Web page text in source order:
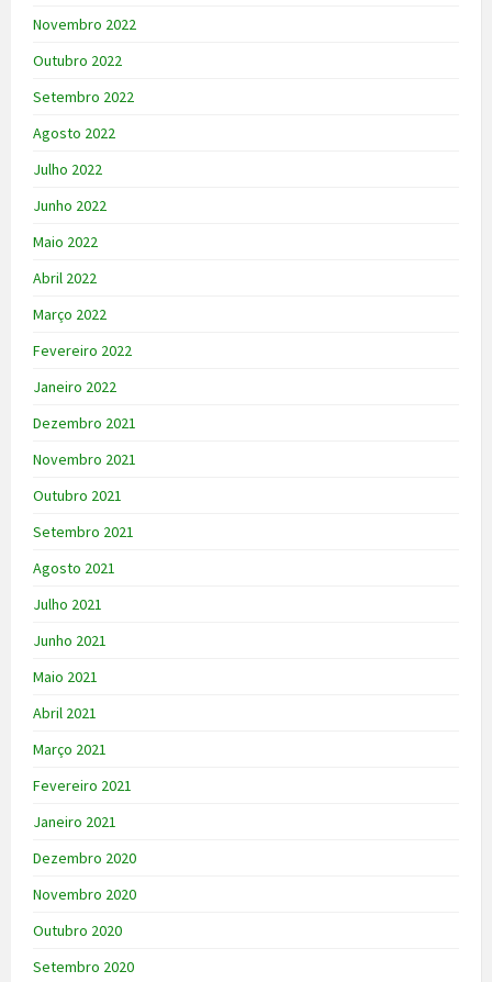
Novembro 2022
Outubro 2022
Setembro 2022
Agosto 2022
Julho 2022
Junho 2022
Maio 2022
Abril 2022
Março 2022
Fevereiro 2022
Janeiro 2022
Dezembro 2021
Novembro 2021
Outubro 2021
Setembro 2021
Agosto 2021
Julho 2021
Junho 2021
Maio 2021
Abril 2021
Março 2021
Fevereiro 2021
Janeiro 2021
Dezembro 2020
Novembro 2020
Outubro 2020
Setembro 2020